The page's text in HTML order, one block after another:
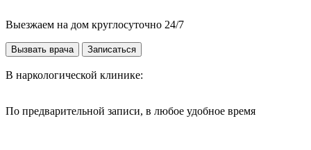
Выезжаем на дом круглосуточно 24/7
Вызвать врача Записаться
В наркологической клинике:
По предварительной записи, в любое удобное время